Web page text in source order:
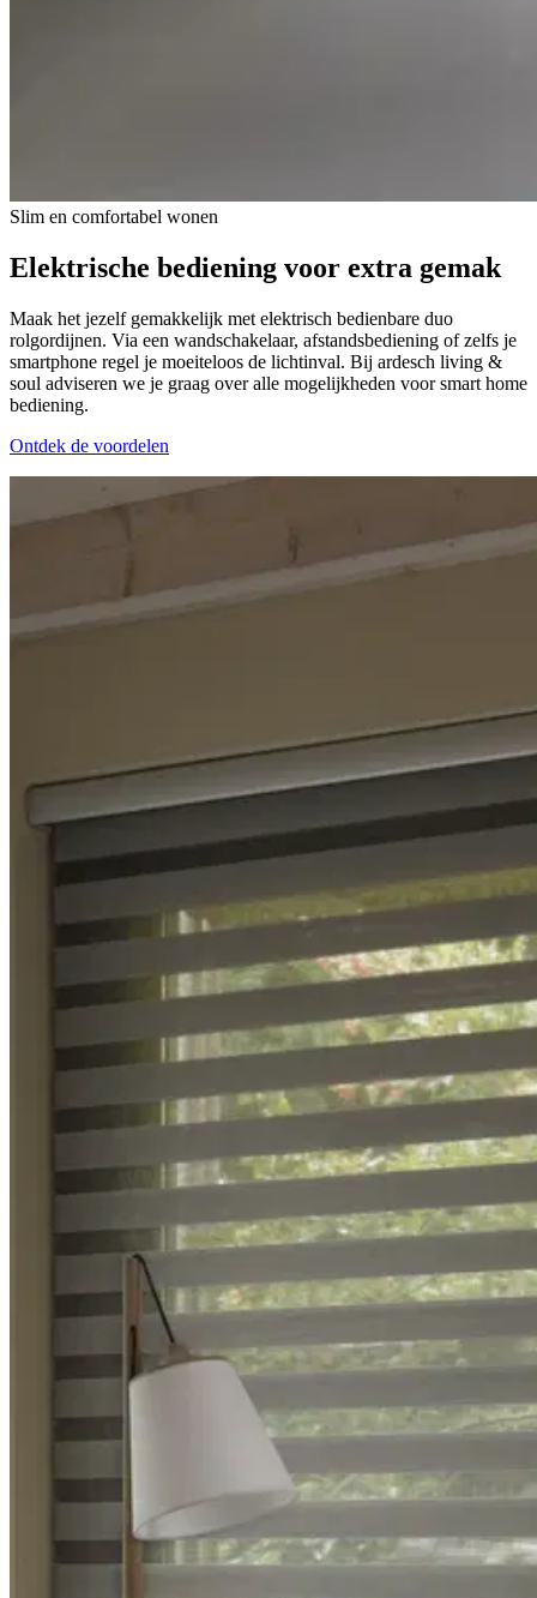
Slim en comfortabel wonen
Elektrische bediening voor extra gemak
Maak het jezelf gemakkelijk met elektrisch bedienbare duo
rolgordijnen. Via een wandschakelaar, afstandsbediening of zelfs je
smartphone regel je moeiteloos de lichtinval. Bij ardesch living &
soul adviseren we je graag over alle mogelijkheden voor smart home
bediening.
Ontdek de voordelen